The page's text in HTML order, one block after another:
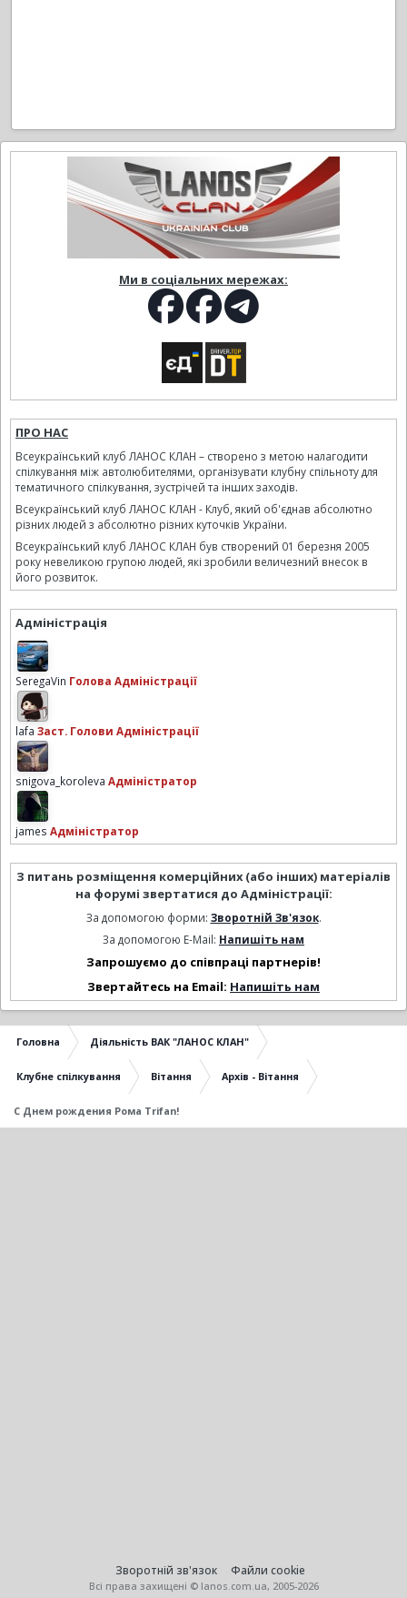
Ми в соціальних мережах:
ПРО НАС
Всеукраїнський клуб ЛАНОС КЛАН – створено з метою налагодити
спілкування між автолюбителями, організувати клубну спільноту для
тематичного спілкування, зустрічей та інших заходів.
Всеукраїнський клуб ЛАНОС КЛАН - Клуб, який об'єднав абсолютно
різних людей з абсолютно різних куточків України.
Всеукраїнський клуб ЛАНОС КЛАН був створений 01 березня 2005
року невеликою групою людей, які зробили величезний внесок в
його розвиток.
Адміністрація
SeregaVin Голова Адміністрації
lafa Заст. Голови Адміністрації
snigova_koroleva Адміністратор
james Адміністратор
З питань розміщення комерційних (або інших) матеріалів
на форумі звертатися до Адміністрації:
За допомогою форми: Зворотній Зв'язок.
За допомогою E-Mail: Напишіть нам
Запрошуємо до співпраці партнерів!
Звертайтесь на Email: Напишіть нам
Головна Діяльність ВАК "ЛАНОС КЛАН"
Клубне спілкування Вітання Архів - Вітання
С Днем рождения Рома Trifan!
Зворотній зв'язок Файли cookie
Всі права захищені © lanos.com.ua, 2005-2026